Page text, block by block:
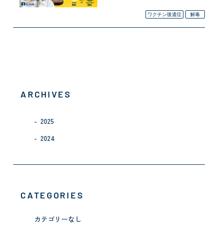
ワクチン後遺症 解毒
ARCHIVES
2025
2024
CATEGORIES
カテゴリーなし